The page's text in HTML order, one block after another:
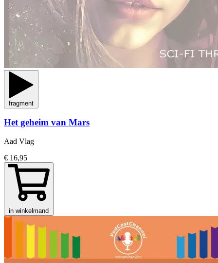
fragment
Het geheim van Mars
Aad Vlag
€ 16,95
in winkelmand